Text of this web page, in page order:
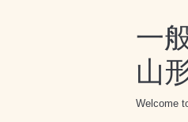
一
山
Welcome